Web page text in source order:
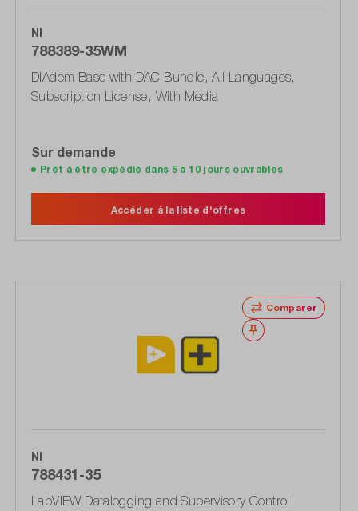
NI
788389-35WM
DIAdem Base with DAC Bundle, All Languages,
Subscription License, With Media
Sur demande
Prêt à être expédié dans 5 à 10 jours ouvrables
Accéder à la liste d'offres
Comparer
Noter
NI
788431-35
LabVIEW Datalogging and Supervisory Control